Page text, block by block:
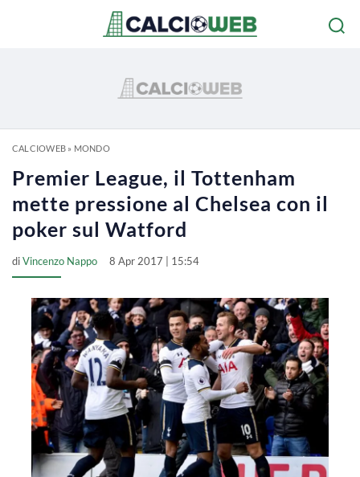
CALCIOWEB» MONDO
Premier League, il Tottenham
mette pressione al Chelsea con il
poker sul Watford
diVincenzo Nappo 8 Apr 2017 | 15:54